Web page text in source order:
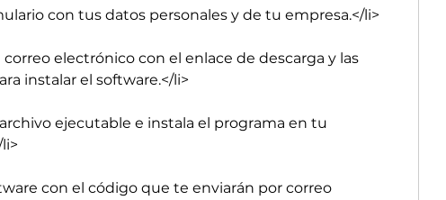
con tus datos personales y de tu empresa.</li>
correo electrónico con el enlace de descarga y las
instalar el software.</li>
ejecutable e instala el programa en tu
con el código que te enviarán por correo